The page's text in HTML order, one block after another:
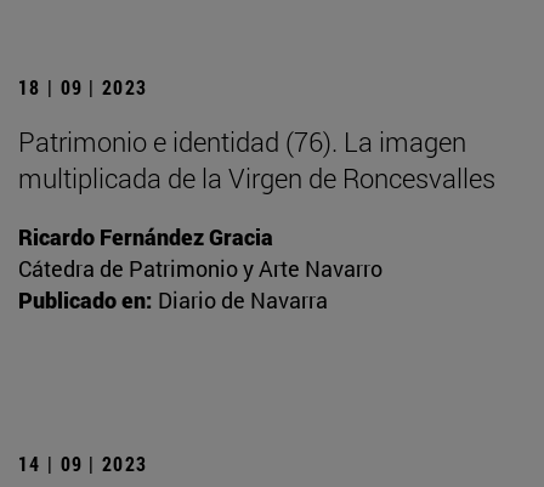
18 | 09 | 2023
Patrimonio e identidad (76). La imagen
multiplicada de la Virgen de Roncesvalles
Ricardo Fernández Gracia
Cátedra de Patrimonio y Arte Navarro
Publicado en: Diario de Navarra
14 | 09 | 2023